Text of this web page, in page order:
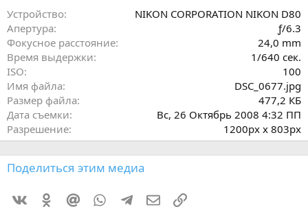
Устройство
NIKON CORPORATION NIKON D80
Апертура
ƒ/6.3
Фокусное расстояние
24,0 mm
Время выдержки
1/640 сек.
ISO
100
Имя файла
DSC_0677.jpg
Размер файла
477,2 КБ
Дата съемки
Вс, 26 Октябрь 2008 4:32 ПП
Разрешение
1200px x 803px
Поделиться этим медиа
VkontakteOdnoklassniki
Mail.ruWhatsAppTelegramЭлектронная почта
Ссылка